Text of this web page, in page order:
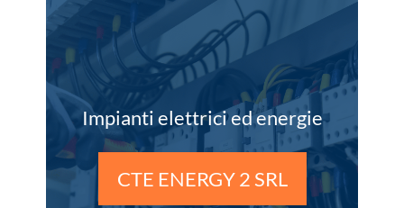
Impianti elettrici ed energie
CTE ENERGY 2 SRL